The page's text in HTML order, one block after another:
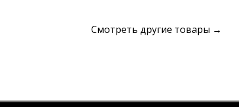
Смотреть другие товары →